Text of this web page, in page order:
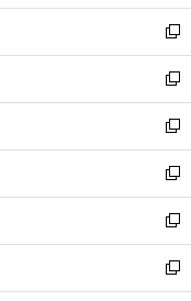
ウ
ィ
ン
ド
ウ
で
開
く
し
い
ウ
ィ
ン
ド
ウ
で
開
く
新
し
い
ウ
ィ
ン
ド
ウ
で
開
く
新
し
い
ウ
ィ
ン
ド
ウ
で
開
新
し
い
ウ
ィ
ン
ド
ウ
新
し
い
ウ
ィ
ン
新
し
い
ウ
新
し